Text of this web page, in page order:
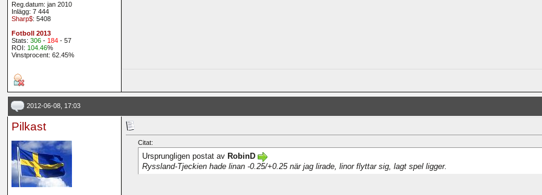
Reg.datum: jan 2010
Inlägg: 7 444
Sharp$: 5408
Fotboll 2013
Stats: 306- 184- 57
ROI: 104.46%
Vinstprocent: 62.45%
2012-06-08, 17:03
Pilkast
Citat:
Ursprungligen postat av RobinD
Ryssland-Tjeckien hade linan -0.25/+0.25 när jag lirade, linor flyttar sig, lagt spel ligger.